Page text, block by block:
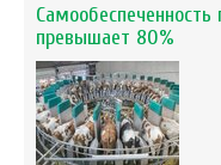
превышает 80%